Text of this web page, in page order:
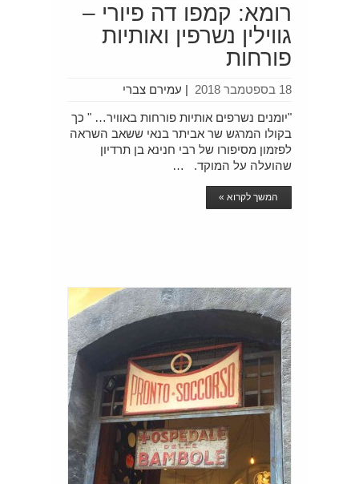
רומא: קמפו דה פיורי –
גווילין נשרפין ואותיות
פורחות
עמירם צברי | 18 בספטמבר 2018
"יומנים נשרפים אותיות פורחות באוויר… " כך
בקולו המרגש שר אביתר בנאי ששאב השראה
לפזמון מסיפורו של רבי חנינא בן תרדיון
שהועלה על המוקד. …
המשך לקרוא »